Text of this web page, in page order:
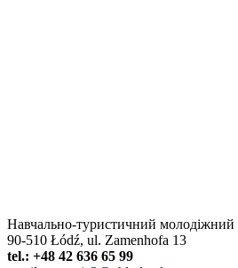
Навчально-туристичний молодіжний
90-510 Łódź, ul. Zamenhofa 13
tel.: +48 42 636 65 99